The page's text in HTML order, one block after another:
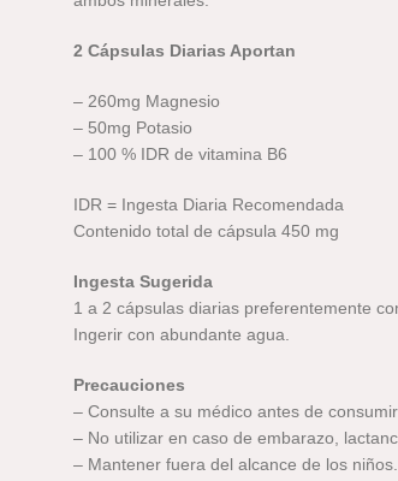
2 Cápsulas Diarias Aportan
– 260mg Magnesio
– 50mg Potasio
– 100 % IDR de vitamina B6
IDR = Ingesta Diaria Recomendada
Contenido total de cápsula 450 mg
Ingesta Sugerida
1 a 2 cápsulas diarias preferentemente
Ingerir con abundante agua.
Precauciones
– Consulte a su médico antes de
– No utilizar en caso de embarazo,
– Mantener fuera del alcance de los niños.